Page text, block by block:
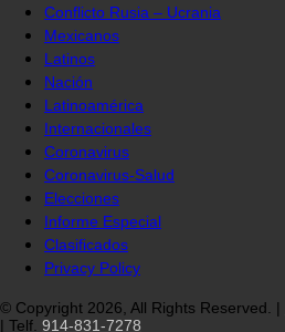
Conflicto Rusia – Ucrania
Mexicanos
Latinos
Nación
Latinoamérica
Internacionales
Coronavirus
Coronavirus-Salud
Elecciones
Informe Especial
Clasificados
Privacy Policy
© Copyright 2026, All Rights Reserved. |
| Telf. 914-831-7278